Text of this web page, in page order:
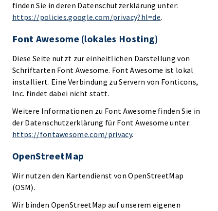
finden Sie in deren Datenschutzerklärung unter:
https://policies.google.com/privacy?hl=de.
Font Awesome (lokales Hosting)
Diese Seite nutzt zur einheitlichen Darstellung von
Schriftarten Font Awesome. Font Awesome ist lokal
installiert. Eine Verbindung zu Servern von Fonticons,
Inc. findet dabei nicht statt.
Weitere Informationen zu Font Awesome finden Sie in
der Datenschutzerklärung für Font Awesome unter:
https://fontawesome.com/privacy.
OpenStreetMap
Wir nutzen den Kartendienst von OpenStreetMap
(OSM).
Wir binden OpenStreetMap auf unserem eigenen